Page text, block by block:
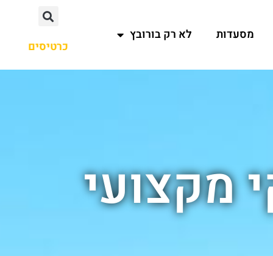
מסעדות לא רק בורובץ
כרטיסים
מקצועי